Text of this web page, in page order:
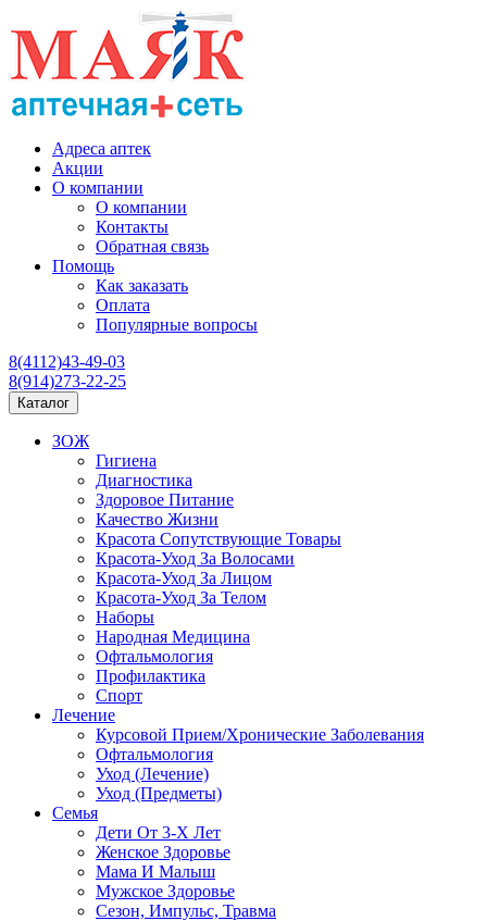
Адреса аптек
Акции
О компании
О компании
Контакты
Обратная связь
Помощь
Как заказать
Оплата
Популярные вопросы
8(4112)43-49-03
8(914)273-22-25
Каталог
ЗОЖ
Гигиена
Диагностика
Здоровое Питание
Качество Жизни
Красота Сопутствующие Товары
Красота-Уход За Волосами
Красота-Уход За Лицом
Красота-Уход За Телом
Наборы
Народная Медицина
Офтальмология
Профилактика
Спорт
Лечение
Курсовой Прием/Хронические Заболевания
Офтальмология
Уход (Лечение)
Уход (Предметы)
Семья
Дети От 3-Х Лет
Женское Здоровье
Мама И Малыш
Мужское Здоровье
Сезон, Импульс, Травма